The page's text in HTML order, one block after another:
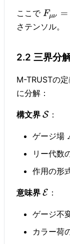
ここで Fμν =
さテンソル。
2.2 三界分
M-TRUSTの
に分解：
構文界 S ：
ゲージ場
リー代数
作用の形
意味界 E ：
ゲージ不
カラー荷